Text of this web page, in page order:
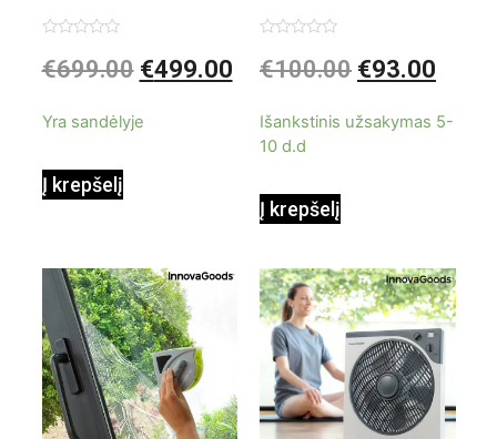
kondicionierius
0
iš
€699.00 €499.00
Yra sandėlyje
Į krepšelį
be ašmenų 3in1
0
iš
€100.00 €93.00
Išankstinis užsakymas 5-
10 d.d
Į krepšelį